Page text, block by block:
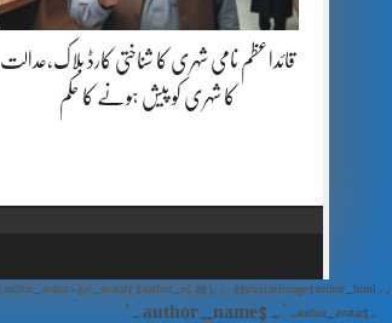
قائداعظم نامی شہری کا شناختی کارڈ بلاک،عدالت
کا شہری کو پیش ہونے کا حکم
// Show Author Image with Author Name in UrduPaper Theme function urdu_paper_author_image_with_name($content) { if (is_single()) { $author_id = get_the_author_meta('ID'); $author_name = get_the_author(); $author_avatar = get_avatar($author_id, 48); // 48px size image $author_html = '
' . $author_avatar . '
' . $author_name . '